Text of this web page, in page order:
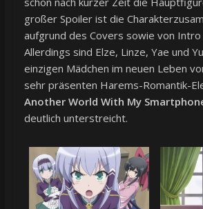
großer Spoiler ist die
aufgrund des Covers sowie von Intro
Allerdings sind Elze, Linze, Yae und
einzigen Mädchen im neuen Leben
sehr präsenten Harems-Romantik-
Another World With My
deutlich unterstreicht.